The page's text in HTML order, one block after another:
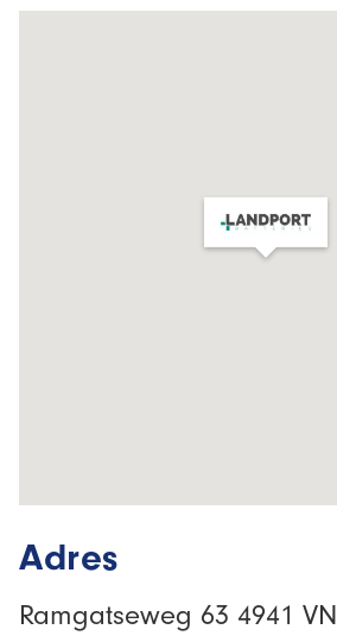
Adres
Ramgatseweg 63 4941 VN